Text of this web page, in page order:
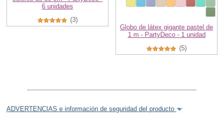
6 unidades
(3)
Globo de látex gigante pastel de
1 m - PartyDeco - 1 unidad
(5)
ADVERTENCIAS e información de seguridad del producto